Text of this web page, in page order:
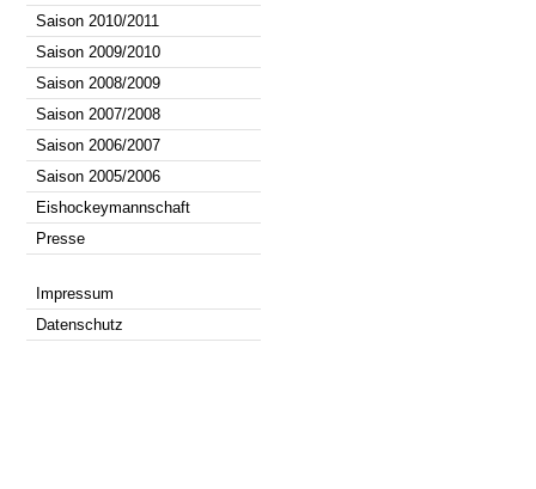
Saison 2010/2011
Saison 2009/2010
Saison 2008/2009
Saison 2007/2008
Saison 2006/2007
Saison 2005/2006
Eishockeymannschaft
Presse
Impressum
Datenschutz